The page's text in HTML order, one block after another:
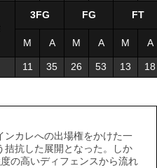
3FG FG FT
M A M A M A
11 35 26 53 13 18
ンカレへの出場権をかけた一
拮抗した展開となった。しか
の高いディフェンスから流れ